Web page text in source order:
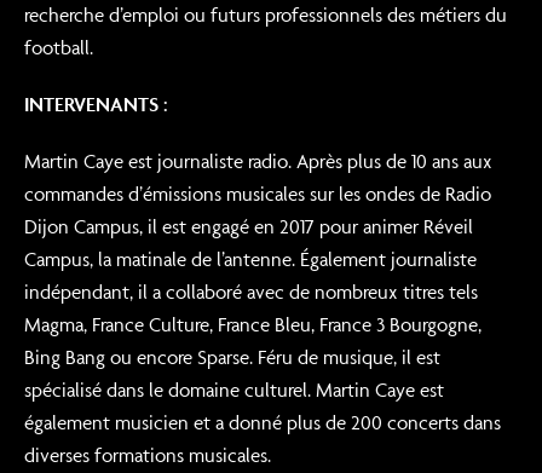
recherche d’emploi ou futurs professionnels des métiers du
football.
INTERVENANTS :
Martin Caye est journaliste radio. Après plus de 10 ans aux
commandes d’émissions musicales sur les ondes de Radio
Dijon Campus, il est engagé en 2017 pour animer Réveil
Campus, la matinale de l’antenne. Également journaliste
indépendant, il a collaboré avec de nombreux titres tels
Magma, France Culture, France Bleu, France 3 Bourgogne,
Bing Bang ou encore Sparse. Féru de musique, il est
spécialisé dans le domaine culturel. Martin Caye est
également musicien et a donné plus de 200 concerts dans
diverses formations musicales.